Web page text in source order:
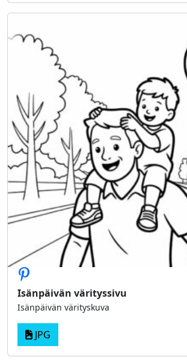
Isänpäivän värityssivu
Isänpäivän värityskuva
JPG